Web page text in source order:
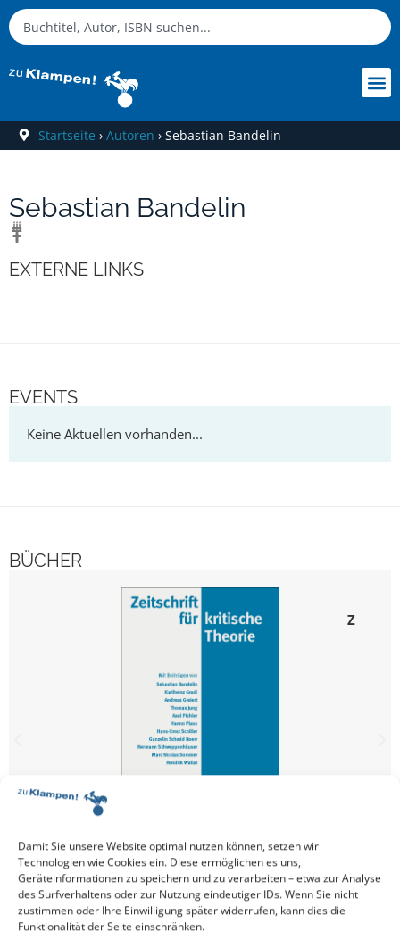
Damit Sie unsere Website optimal nutzen können, setzen wir
Technologien wie Cookies ein. Diese ermöglichen es uns,
Geräteinformationen zu speichern und zu verarbeiten – etwa zur Analyse
des Surfverhaltens oder zur Nutzung eindeutiger IDs. Wenn Sie nicht
zustimmen oder Ihre Einwilligung später widerrufen, kann dies die
Funktionalität der Seite einschränken.
Startseite › Autoren › Sebastian Bandelin
Sebastian Bandelin
EXTERNE LINKS
EVENTS
BÜCHER
KARLHEINZ GRADL